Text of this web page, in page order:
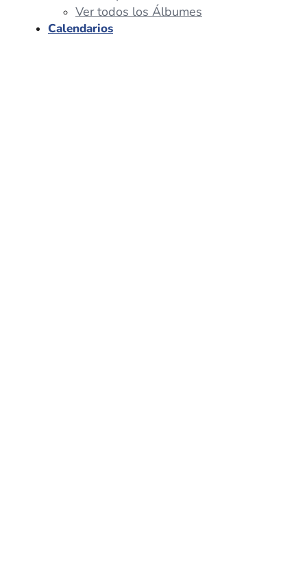
Ver todos los Álbumes
Calendarios